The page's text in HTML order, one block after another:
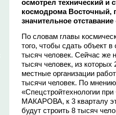
осмотрел технический и
космодрома Восточный,
значительное
По словам главы
того, чтобы сдать объект
тысяч человек. Сейчас же
тысяч человек, из
местные организации
тысячи человек. По
«Спецстройтехнологии
МАКАРОВА, к 3 кварталу
будут строить 8 тысяч